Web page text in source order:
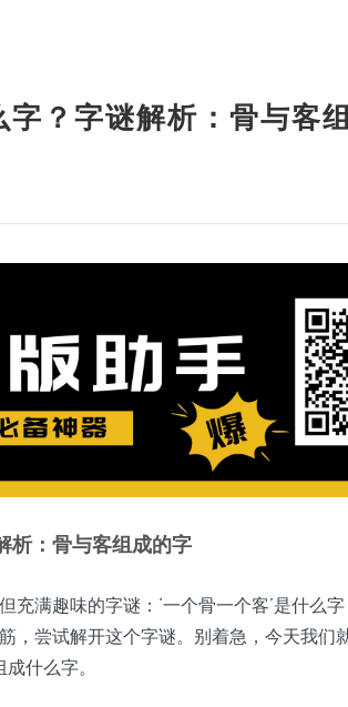
？字谜解析：骨与客
析：骨与客组成的字
充满趣味的字谜：‘一个骨一个客’是什么
，尝试解开这个字谜。别着急，今天我们
什么字。